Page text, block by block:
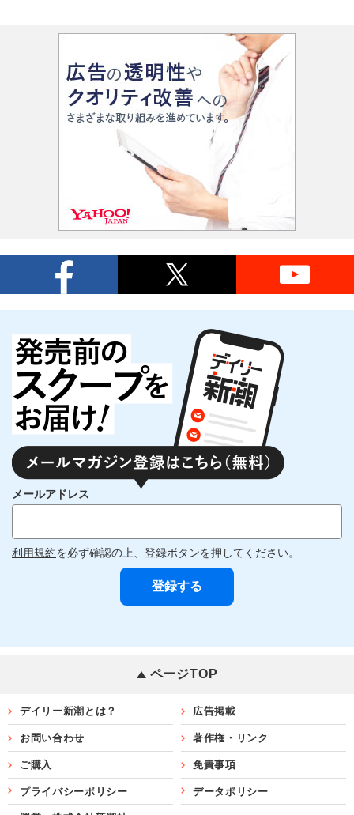
メールアドレス
利用規約を必ず確認の上、登録ボタンを押してください。
ページTOP
デイリー新潮とは？ 広告掲載
お問い合わせ 著作権・リンク
ご購入 免責事項
プライバシーポリシー データポリシー